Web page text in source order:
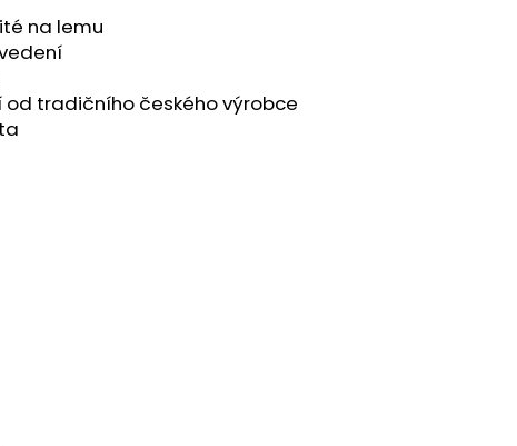
na lemu
od tradičního českého výrobce